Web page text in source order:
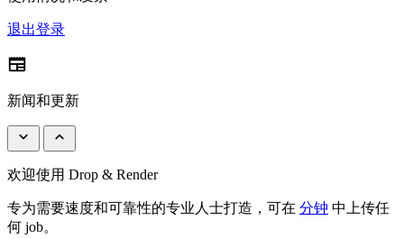
退出登录
newspaper
新闻和更新
keyboard_arrow_down keyboard_arrow_up
欢迎使用 Drop & Render
专为需要速度和可靠性的专业人士打造，可在 分钟 中上传任
何 job。